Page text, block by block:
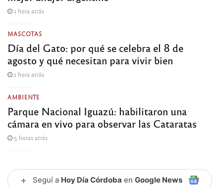
1 hora atrás
MASCOTAS
Día del Gato: por qué se celebra el 8 de
agosto y qué necesitan para vivir bien
1 hora atrás
AMBIENTE
Parque Nacional Iguazú: habilitaron una
cámara en vivo para observar las Cataratas
5 horas atrás
+ Seguí a Hoy Día Córdoba en Google News